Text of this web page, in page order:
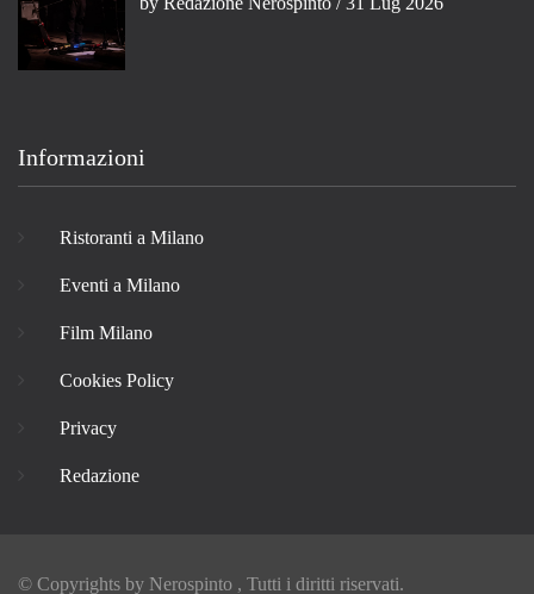
Informazioni
Ristoranti a Milano
Eventi a Milano
Film Milano
Cookies Policy
Privacy
Redazione
© Copyrights by Nerospinto , Tutti i diritti riservati.